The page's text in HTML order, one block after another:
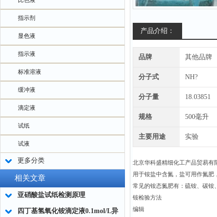
指示剂
显色液
指示液
标准溶液
缓冲液
滴定液
试纸
试液
更多分类
相关文章
亚硝酸盐试纸检测原理
四丁基氢氧化铵滴定液0.1mol/L异
产品介绍：
品牌 其他品牌
分子式 NH?
分子量 18.03851
规格 500毫升
主要用途 实验
北京华科盛精细化工产品贸易有
用于铵盐中含氮，盐可用作氮
常见的铵态氮肥有：硫铵、碳铵
铵检验方法
编辑